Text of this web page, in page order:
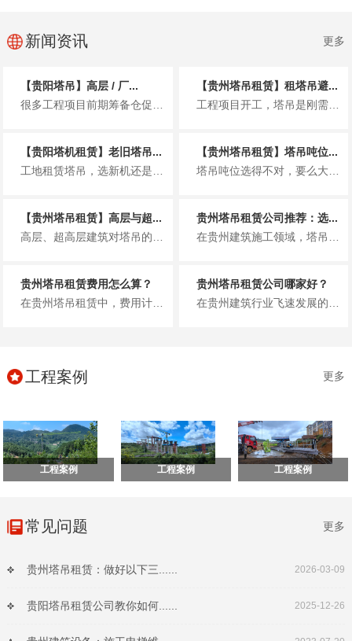
新闻资讯 更多
【贵阳塔吊】高层 / 厂...
很多工程项目前期筹备仓促，仅凭经验挑选塔吊，是造成租赁成本超支的常见原因。选型偏小，吊重、臂长达不到施工要求，吊装效率大...
【贵州塔吊租赁】租塔吊避...
工程项目开工，塔吊是刚需设备，很多施工老板只顾对比月租价格，忽略合同细节，等到设备进场、工程收尾结算，各类隐形费用接踵而...
【贵阳塔机租赁】老旧塔吊...
工地租赁塔吊，选新机还是老设备，各有优劣，结合工程需求挑选更划算。 一、老旧塔吊 1、优点 租赁价格更...
【贵州塔吊租赁】塔吊吨位...
塔吊吨位选得不对，要么大材小用浪费租金，要么承载力不足耽误工期、埋下安全隐患。精准匹配场地与工况，是工程降本增效的关键。...
【贵州塔吊租赁】高层与超...
高层、超高层建筑对塔吊的起重能力、高度、稳定性要求极高，选型直接影响施工安全与进度。 一般100 米以内高层，常用...
贵州塔吊租赁公司推荐：选...
在贵州建筑施工领域，塔吊是项目推进的核心装备。选择靠谱的塔吊租赁公司，直接关系到工程进度、安全与成本。结合贵州本地市场口...
贵州塔吊租赁费用怎么算？
在贵州塔吊租赁中，费用计算是工程负责人关心的核心问题，不少人因不清楚计费逻辑、担心隐形消费而困扰。其实，贵州塔吊租赁费用...
贵州塔吊租赁公司哪家好？
在贵州建筑行业飞速发展的当下，塔吊作为高空作业的核心设备，其租赁选择直接关系到工程进度、施工安全与项目成本。面对市场上众...
工程案例 更多
工程案例 工程案例 工程案例
常见问题 更多
贵州塔吊租赁：做好以下三...... 2026-03-09
贵阳塔吊租赁公司教你如何...... 2025-12-26